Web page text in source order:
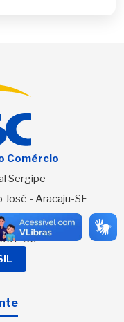
Comércio
Sergipe
José - Aracaju-SE
2700
80